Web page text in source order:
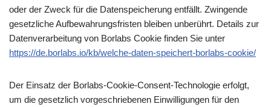
oder der Zweck für die Datenspeicherung entfällt. Zwingende
gesetzliche Aufbewahrungsfristen bleiben unberührt. Details zur
Datenverarbeitung von Borlabs Cookie finden Sie unter
https://de.borlabs.io/kb/welche-daten-speichert-borlabs-cookie/
Der Einsatz der Borlabs-Cookie-Consent-Technologie erfolgt,
um die gesetzlich vorgeschriebenen Einwilligungen für den